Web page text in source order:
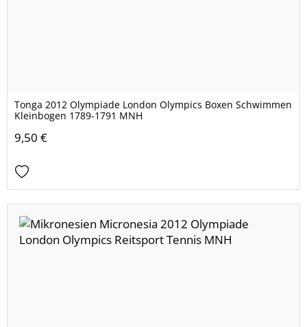
Tonga 2012 Olympiade London Olympics Boxen Schwimmen
Kleinbogen 1789-1791 MNH
9,50 €